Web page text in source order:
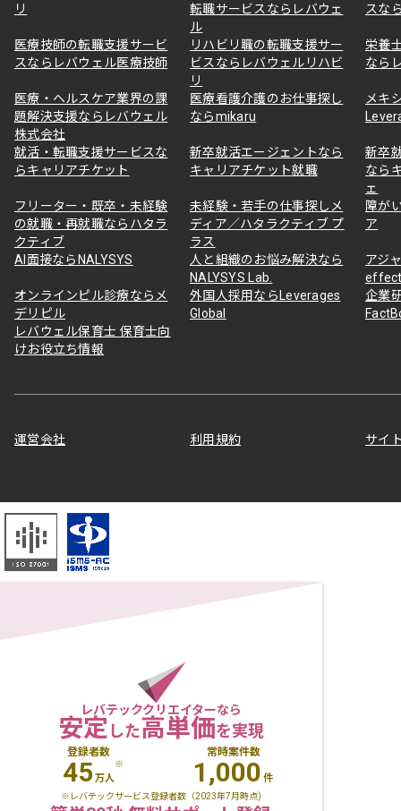
リ
転職サービスならレバウェ
ル
スな
医療技師の転職支援サービ
スならレバウェル医療技師
リハビリ職の転職支援サー
ビスならレバウェルリハビ
リ
栄養
なら
医療・ヘルスケア業界の課
題解決支援ならレバウェル
株式会社
医療看護介護のお仕事探し
ならmikaru
メキ
就活・転職支援サービスな
らキャリアチケット
新卒就活エージェントなら
キャリアチケット就職
新卒
なら
ェ
フリーター・既卒・未経験
の就職・再就職ならハタラ
クティブ
未経験・若手の仕事探しメ
ディア／ハタラクティブ プ
ラス
障が
ア
AI面接ならNALYSYS
人と組織のお悩み解決なら
NALYSYS Lab.
アジ
オンラインピル診療ならメ
デリピル
外国人採用ならLeverages
Global
企業
レバウェル保育士 保育士向
けお役立ち情報
運営会社 利用規約 サイ
レバテッククリエイターなら
安定した高単価を実現
登録者数
45万人
※
常時案件数
1,000 件
※レバテックサービス登録者数（2023年7月時点)